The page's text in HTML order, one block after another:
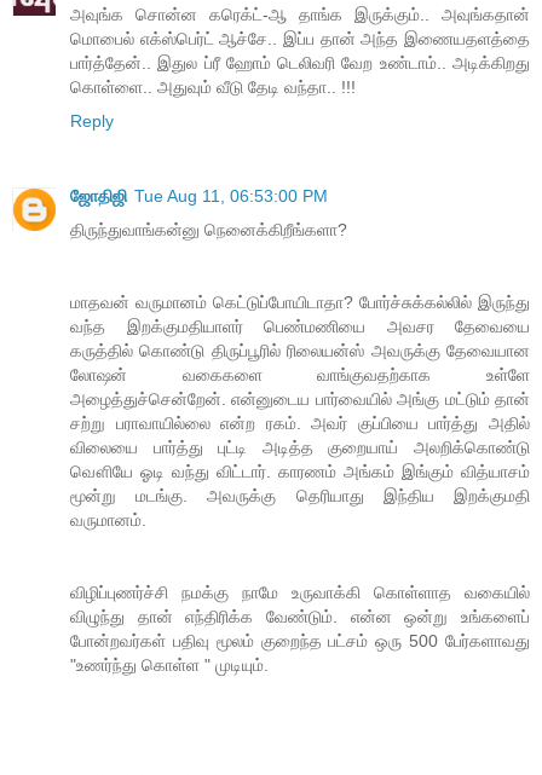
அவுங்க சொன்ன கரெக்ட்-ஆ தாங்க இருக்கும்.. அவுங்கதான்
மொபைல் எக்ஸ்பெர்ட் ஆச்சே.. இப்ப தான் அந்த இணையதளத்தை
பார்த்தேன்.. இதுல ப்ரீ ஹோம் டெலிவரி வேற உண்டாம்.. அடிக்கிறது
கொள்ளை.. அதுவும் வீடு தேடி வந்தா.. !!!
Reply
ஜோதிஜி Tue Aug 11, 06:53:00 PM
திருந்துவாங்கன்னு நெனைக்கிறீங்களா?
மாதவன் வருமானம் கெட்டுப்போயிடாதா? போர்ச்சுக்கல்லில் இருந்து
வந்த இறக்குமதியாளர் பெண்மணியை அவசர தேவையை
கருத்தில் கொண்டு திருப்பூரில் ரிலையன்ஸ் அவருக்கு தேவையான
லோஷன் வகைகளை வாங்குவதற்காக உள்ளே
அழைத்துச்சென்றேன். என்னுடைய பார்வையில் அங்கு மட்டும் தான்
சற்று பராவாயில்லை என்ற ரகம். அவர் குப்பியை பார்த்து அதில்
விலையை பார்த்து புட்டி அடித்த குறையாய் அலறிக்கொண்டு
வௌியே ஓடி வந்து விட்டார். காரணம் அங்கம் இங்கும் வித்யாசம்
மூன்று மடங்கு. அவருக்கு தெரியாது இந்திய இறக்குமதி
வருமானம்.
விழிப்புணர்ச்சி நமக்கு நாமே உருவாக்கி கொள்ளாத வகையில்
விழுந்து தான் எந்திரிக்க வேண்டும். என்ன ஒன்று உங்களைப்
போன்றவர்கள் பதிவு மூலம் குறைந்த பட்சம் ஒரு 500 பேர்களாவது
"உணர்ந்து கொள்ள " முடியும்.